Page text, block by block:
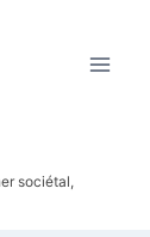
sociétal,